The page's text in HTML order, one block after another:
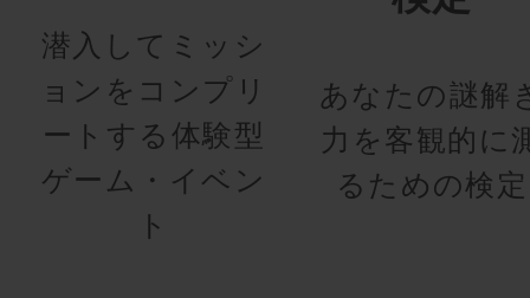
潜入してミッシ
ョンをコンプリ
ートする体験型
ゲーム・イベン
ト
あなたの謎解
力を客観的に
るための検定